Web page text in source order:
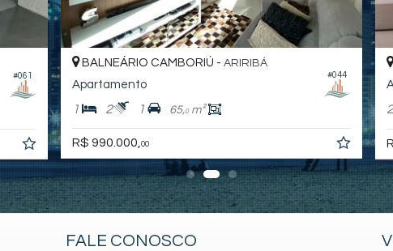
#061 #044
BALNEÁRIO CAMBORIÚ -ARIRIBÁ
Apartamento
1 2 1 65,0m²
R$ 990.000,00
2
FALE CONOSCO